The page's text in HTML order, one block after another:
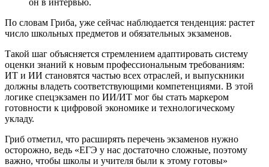
он в интервью.
По словам Гриба, уже сейчас наблюдается тенденция: растет
число школьных предметов и обязательных экзаменов.
Такой шаг объясняется стремлением адаптировать систему
оценки знаний к новым профессиональным требованиям:
ИТ и ИИ становятся частью всех отраслей, и выпускники
должны владеть соответствующими компетенциями. В этой
логике спецэкзамен по ИИ/ИТ мог бы стать маркером
готовности к цифровой экономике и технологическому
укладу.
Гриб отметил, что расширять перечень экзаменов нужно
осторожно, ведь «ЕГЭ у нас достаточно сложные, поэтому
важно, чтобы школы и учителя были к этому готовы»